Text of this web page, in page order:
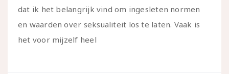
dat ik het belangrijk vind om ingesleten normen
en waarden over seksualiteit los te laten. Vaak is
het voor mijzelf heel